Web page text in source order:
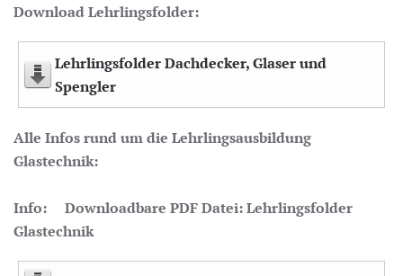
Download Lehrlingsfolder:
Lehrlingsfolder Dachdecker, Glaser und
Spengler
Alle Infos rund um die Lehrlingsausbildung
Glastechnik:
Info: Downloadbare PDF Datei: Lehrlingsfolder
Glastechnik